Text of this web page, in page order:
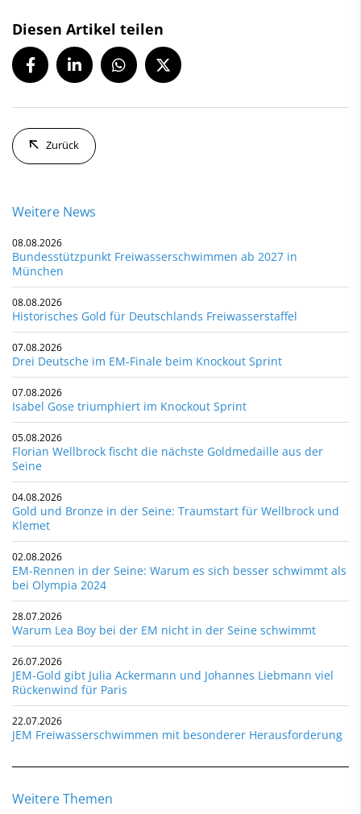
Diesen Artikel teilen
Zurück
Weitere News
08.08.2026
Bundesstützpunkt Freiwasserschwimmen ab 2027 in
München
08.08.2026
Historisches Gold für Deutschlands Freiwasserstaffel
07.08.2026
Drei Deutsche im EM-Finale beim Knockout Sprint
07.08.2026
Isabel Gose triumphiert im Knockout Sprint
05.08.2026
Florian Wellbrock fischt die nächste Goldmedaille aus der
Seine
04.08.2026
Gold und Bronze in der Seine: Traumstart für Wellbrock und
Klemet
02.08.2026
EM-Rennen in der Seine: Warum es sich besser schwimmt als
bei Olympia 2024
28.07.2026
Warum Lea Boy bei der EM nicht in der Seine schwimmt
26.07.2026
JEM-Gold gibt Julia Ackermann und Johannes Liebmann viel
Rückenwind für Paris
22.07.2026
JEM Freiwasserschwimmen mit besonderer Herausforderung
Weitere Themen